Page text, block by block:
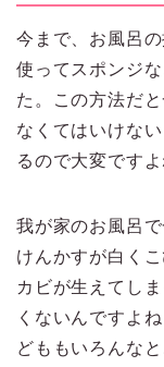
今まで、お風呂
使ってスポンジ
た。この方法だ
なくてはいけな
るので大変ですよ
我が家のお風呂
けんかすが白く
カビが生えてし
くないんですよ
どももいろんな